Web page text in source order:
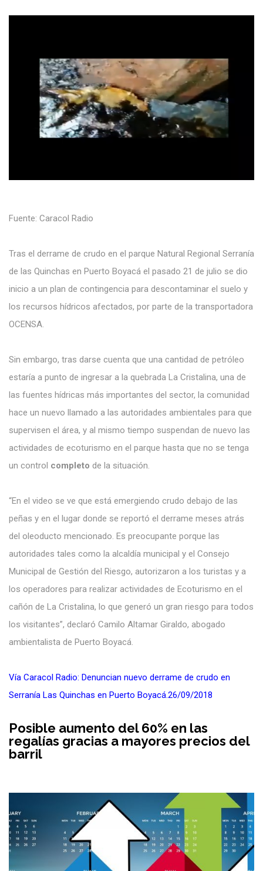
Fuente: Caracol Radio
Tras el derrame de crudo en el parque Natural Regional Serranía
de las Quinchas en Puerto Boyacá el pasado 21 de julio se dio
inicio a un plan de contingencia para descontaminar el suelo y
los recursos hídricos afectados, por parte de la transportadora
OCENSA.
Sin embargo, tras darse cuenta que una cantidad de petróleo
estaría a punto de ingresar a la quebrada La Cristalina, una de
las fuentes hídricas más importantes del sector, la comunidad
hace un nuevo llamado a las autoridades ambientales para que
supervisen el área, y al mismo tiempo suspendan de nuevo las
actividades de ecoturismo en el parque hasta que no se tenga
un control completo de la situación.
“En el video se ve que está emergiendo crudo debajo de las
peñas y en el lugar donde se reportó el derrame meses atrás
del oleoducto mencionado. Es preocupante porque las
autoridades tales como la alcaldía municipal y el Consejo
Municipal de Gestión del Riesgo, autorizaron a los turistas y a
los operadores para realizar actividades de Ecoturismo en el
cañón de La Cristalina, lo que generó un gran riesgo para todos
los visitantes”, declaró Camilo Altamar Giraldo, abogado
ambientalista de Puerto Boyacá.
Vía Caracol Radio: Denuncian nuevo derrame de crudo en
Serranía Las Quinchas en Puerto Boyacá.26/09/2018
Posible aumento del 60% en las
regalías gracias a mayores precios del
barril